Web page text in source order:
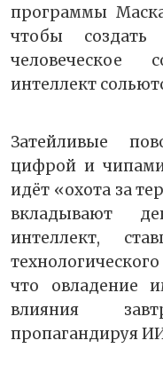
программы
чтобы
интеллект
Затейливые
цифрой и
идёт «охота за
вкладывают
интеллект,
что овладение
влияния
пропагандируя